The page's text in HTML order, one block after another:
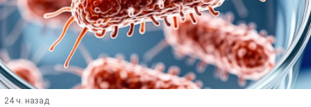
24 ч. назад